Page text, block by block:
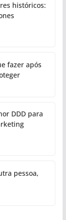
históricos:
fazer após
DDD para
pessoa,